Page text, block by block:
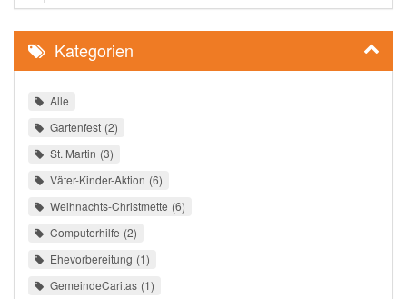
Kategorien
Alle
Gartenfest 2
St. Martin 3
Väter-Kinder-Aktion 6
Weihnachts-Christmette 6
Computerhilfe 2
Ehevorbereitung 1
GemeindeCaritas 1